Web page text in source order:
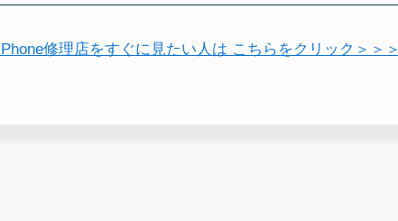
修理店をすぐに見たい人は こちらをクリック＞＞＞